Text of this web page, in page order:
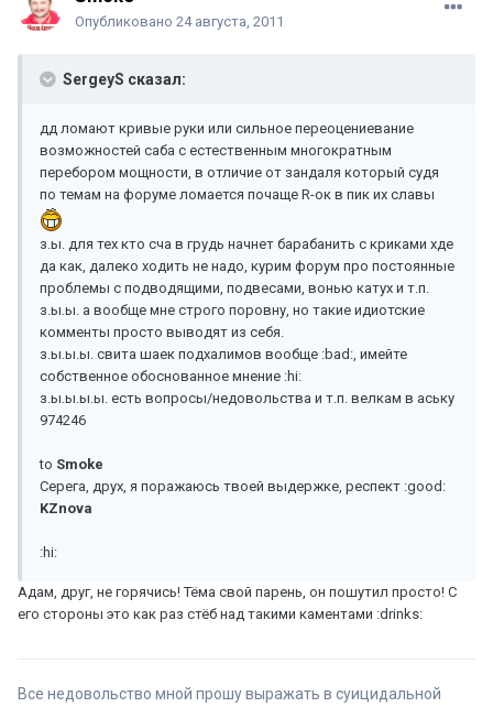
Опубликовано 24 августа, 2011
SergeyS сказал:
дд ломают кривые руки или сильное переоцениевание
возможностей саба с естественным многократным
перебором мощности, в отличие от зандаля который судя
по темам на форуме ломается почаще R-ок в пик их славы
з.ы. для тех кто сча в грудь начнет барабанить с криками хде
да как, далеко ходить не надо, курим форум про постоянные
проблемы с подводящими, подвесами, вонью катух и т.п.
з.ы.ы. а вообще мне строго поровну, но такие идиотские
комменты просто выводят из себя.
з.ы.ы.ы. свита шаек подхалимов вообще :bad:, имейте
собственное обоснованное мнение :hi:
з.ы.ы.ы.ы. есть вопросы/недовольства и т.п. велкам в аську
974246
to Smoke
Серега, друх, я поражаюсь твоей выдержке, респект :good:
KZnova
:hi:
Адам, друг, не горячись! Тёма свой парень, он пошутил просто! С
его стороны это как раз стёб над такими каментами :drinks:
Все недовольство мной прошу выражать в суицидальной